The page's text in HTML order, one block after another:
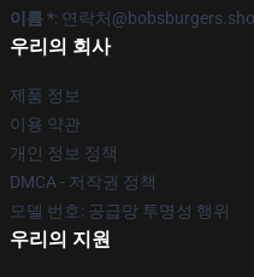
이름 *: 연락처
우리의 회사
제품 정보
이용 약관
개인 정보 정책
DMCA - 저작권 정책
모델 번호: 공급망 투명성 행위
우리의 지원